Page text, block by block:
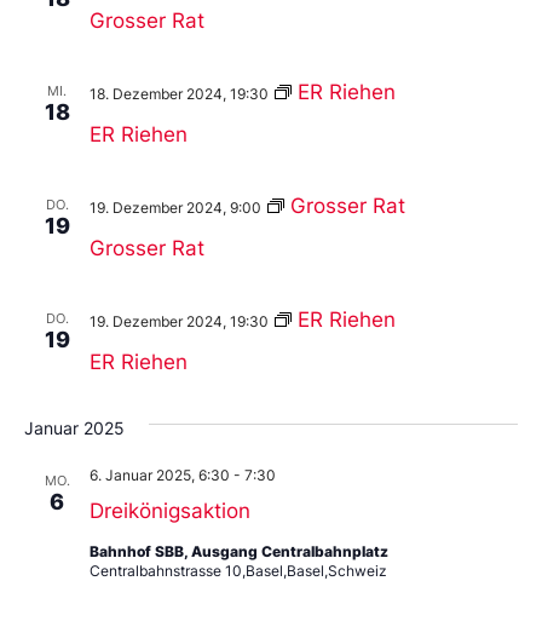
Grosser Rat
MI.
18
ER Riehen
18. Dezember 2024, 19:30 ER Riehen
DO.
19
Grosser Rat
19. Dezember 2024, 9:00 Grosser Rat
DO.
19
ER Riehen
19. Dezember 2024, 19:30 ER Riehen
Januar 2025
MO.
6 Dreikönigsaktion
6. Januar 2025, 6:30 - 7:30
Bahnhof SBB, Ausgang Centralbahnplatz
Centralbahnstrasse 10,Basel,Basel,Schweiz